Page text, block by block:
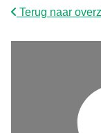
Terug naar